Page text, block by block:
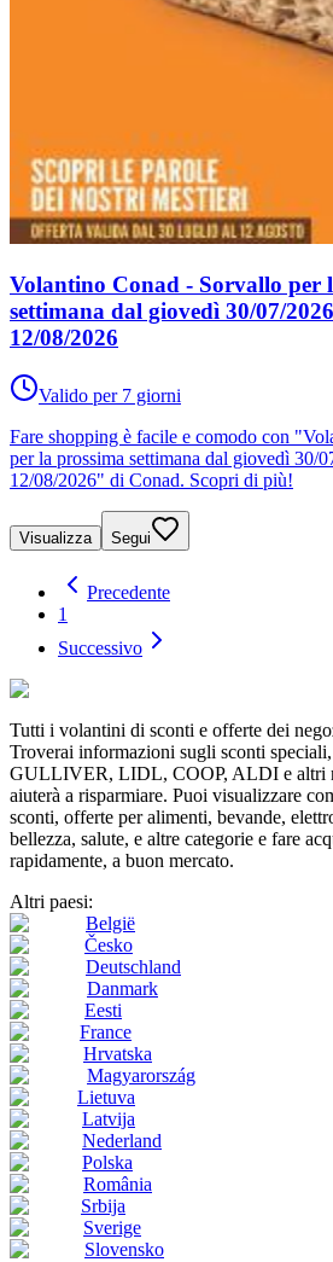
Volantino Conad - Sorvallo per
settimana dal giovedì 30/07/
12/08/2026
Valido per 7 giorni
Fare shopping è facile e comodo con
per la prossima settimana dal giovedì 30/
12/08/2026" di Conad. Scopri di più!
Visualizza Segui
Precedente
1
Successivo
Tutti i volantini di sconti e offerte dei
Troverai informazioni sugli sconti
GULLIVER, LIDL, COOP, ALDI e altri
aiuterà a risparmiare. Puoi visualizzare
sconti, offerte per alimenti, bevande,
bellezza, salute, e altre categorie e fare
rapidamente, a buon mercato.
Altri paesi:
België
Česko
Deutschland
Danmark
Eesti
France
Hrvatska
Magyarország
Lietuva
Latvija
Nederland
Polska
România
Srbija
Sverige
Slovensko